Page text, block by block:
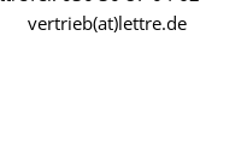
vertrieb(at)lettre.de